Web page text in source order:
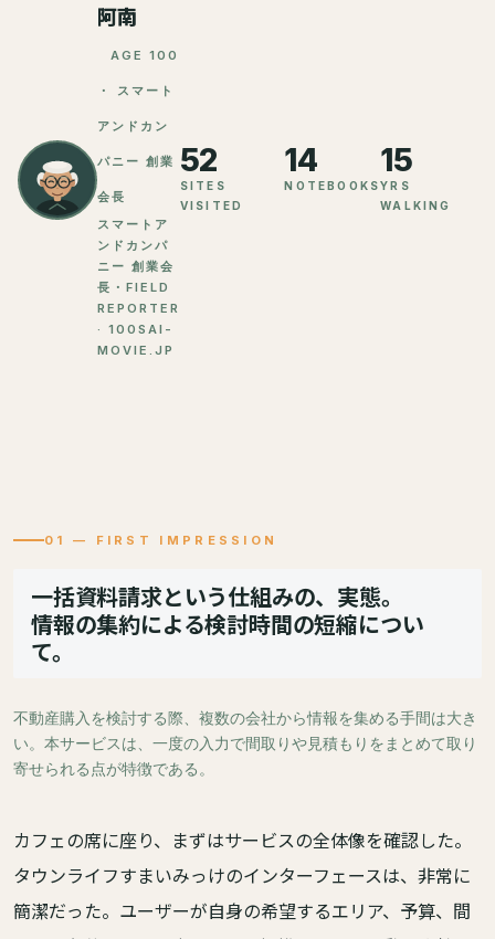
阿南
AGE 100
・ スマート
アンドカン
パニー 創業
会長
スマートア
ンドカンパ
ニー 創業会
長・FIELD
REPORTER
· 100SAI-
MOVIE.JP
52
SITES
VISITED
14
NOTEBOOKS
15
YRS
WALKING
01 — FIRST IMPRESSION
一括資料請求という仕組みの、実態。
情報の集約による検討時間の短縮につい
て。
不動産購入を検討する際、複数の会社から情報を集める手間は大き
い。本サービスは、一度の入力で間取りや見積もりをまとめて取り
寄せられる点が特徴である。
カフェの席に座り、まずはサービスの全体像を確認した。
タウンライフすまいみっけのインターフェースは、非常に
簡潔だった。ユーザーが自身の希望するエリア、予算、間